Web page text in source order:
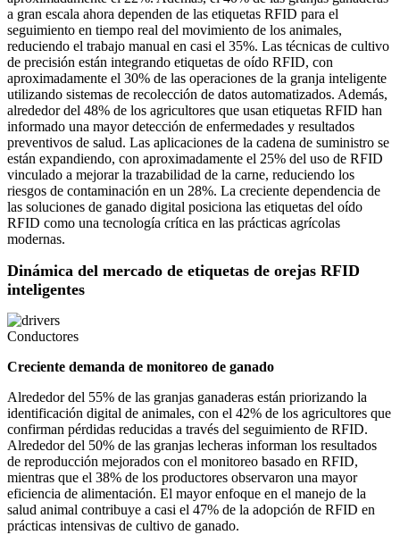
a gran escala ahora dependen de las etiquetas RFID para el
seguimiento en tiempo real del movimiento de los animales,
reduciendo el trabajo manual en casi el 35%. Las técnicas de cultivo
de precisión están integrando etiquetas de oído RFID, con
aproximadamente el 30% de las operaciones de la granja inteligente
utilizando sistemas de recolección de datos automatizados. Además,
alrededor del 48% de los agricultores que usan etiquetas RFID han
informado una mayor detección de enfermedades y resultados
preventivos de salud. Las aplicaciones de la cadena de suministro se
están expandiendo, con aproximadamente el 25% del uso de RFID
vinculado a mejorar la trazabilidad de la carne, reduciendo los
riesgos de contaminación en un 28%. La creciente dependencia de
las soluciones de ganado digital posiciona las etiquetas del oído
RFID como una tecnología crítica en las prácticas agrícolas
modernas.
Dinámica del mercado de etiquetas de orejas RFID
inteligentes
Conductores
Creciente demanda de monitoreo de ganado
Alrededor del 55% de las granjas ganaderas están priorizando la
identificación digital de animales, con el 42% de los agricultores que
confirman pérdidas reducidas a través del seguimiento de RFID.
Alrededor del 50% de las granjas lecheras informan los resultados
de reproducción mejorados con el monitoreo basado en RFID,
mientras que el 38% de los productores observaron una mayor
eficiencia de alimentación. El mayor enfoque en el manejo de la
salud animal contribuye a casi el 47% de la adopción de RFID en
prácticas intensivas de cultivo de ganado.